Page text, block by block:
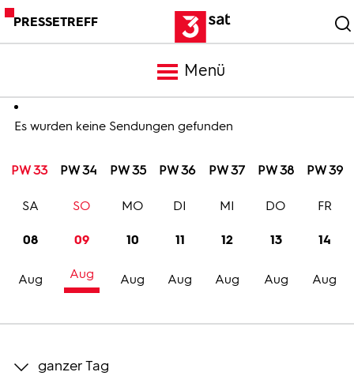
PRESSETREFF
Menü
Meldungen
Programm
Trailer
Bilder
Es wurden keine Sendungen gefunden
PW 33 PW 34 PW 35 PW 36 PW 37 PW 38 PW 39
08
Aug
SA
09
Aug
SO
10
Aug
MO
11
Aug
DI
12
Aug
MI
13
Aug
DO
14
Aug
FR
ganzer Tag